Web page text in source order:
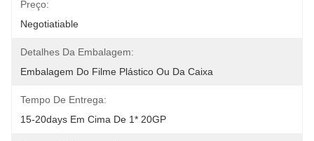
Preço:
Negotiatiable
Detalhes Da Embalagem:
Embalagem Do Filme Plástico Ou Da Caixa
Tempo De Entrega:
15-20days Em Cima De 1* 20GP